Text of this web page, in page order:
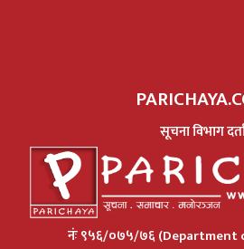
सूचना विभाग
नंः ९५६/०७५/७६